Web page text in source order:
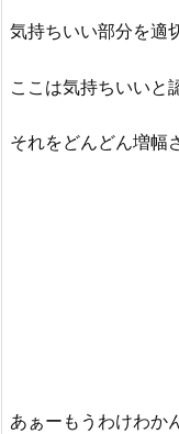
気持ちいい部分を適
ここは気持ちいいと
それをどんどん増幅
あぁーもうわけわか